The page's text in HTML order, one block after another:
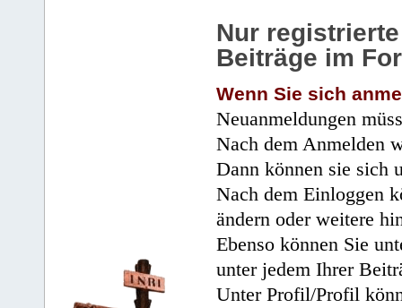
Nur
Beiträge im
Wenn Sie sich
Neuanmeldungen
Nach dem Anmelden
Dann können sie sich
Nach dem Einloggen
ändern oder weitere
Ebenso können Sie
unter jedem Ihrer
Unter Profil/Profil